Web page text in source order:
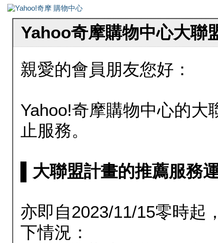
Yahoo奇摩購物中心大聯
親愛的會員朋友您好：
Yahoo!奇摩購物中心的大
止服務。
▌大聯盟計畫的推薦服務
亦即自2023/11/15零時起
下情況：